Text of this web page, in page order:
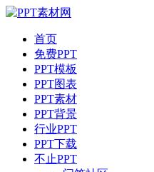
首页
免费PPT
PPT模板
PPT图表
PPT素材
PPT背景
行业PPT
PPT下载
不止PPT